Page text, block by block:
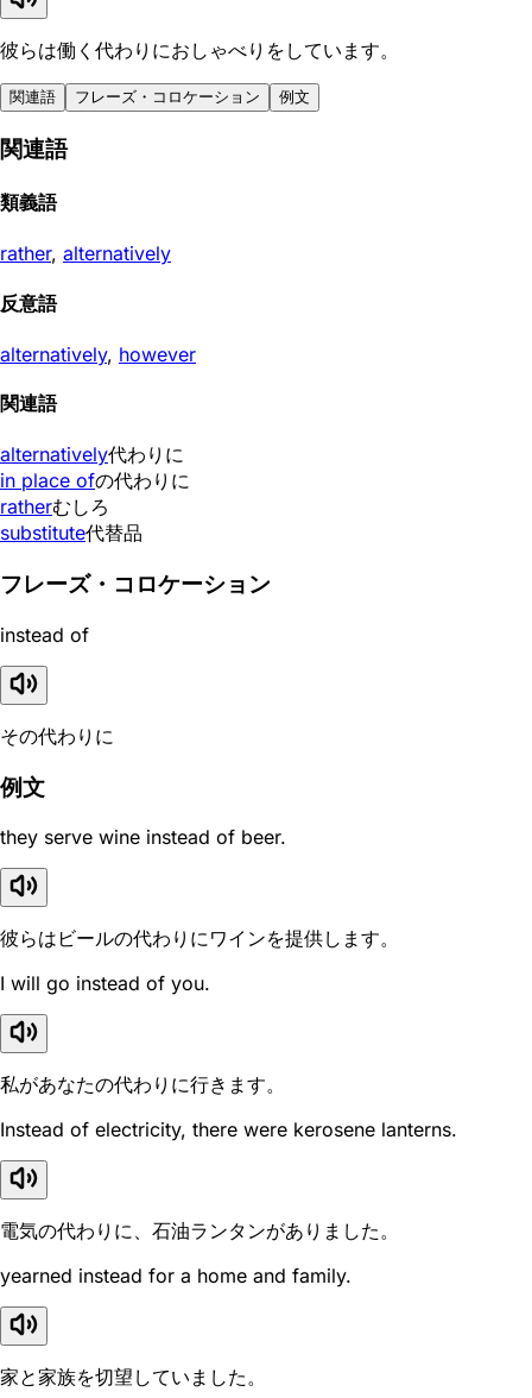
彼らは働く代わりにおしゃべりをしています。
関連語 フレーズ・コロケーション 例文
関連語
類義語
rather, alternatively
反意語
alternatively, however
関連語
alternatively代わりに
in place ofの代わりに
ratherむしろ
substitute代替品
フレーズ・コロケーション
instead of
その代わりに
例文
they serve wine instead of beer.
彼らはビールの代わりにワインを提供します。
I will go instead of you.
私があなたの代わりに行きます。
Instead of electricity, there were kerosene lanterns.
電気の代わりに、石油ランタンがありました。
yearned instead for a home and family.
家と家族を切望していました。